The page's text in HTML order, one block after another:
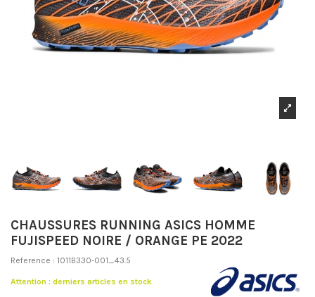
CHAUSSURES RUNNING ASICS HOMME
FUJISPEED NOIRE / ORANGE PE 2022
Reference : 1011B330-001_43.5
Attention : derniers articles en stock